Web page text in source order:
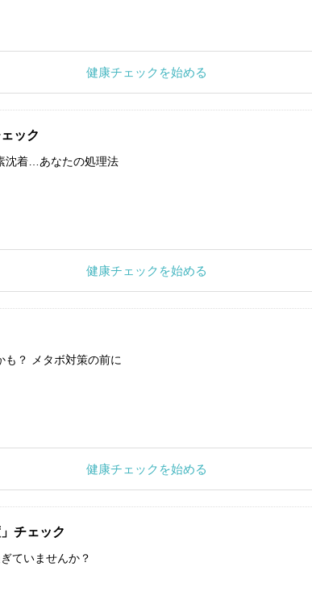
健康チェックを始める
ック
沈着…あなたの処理法
健康チェックを始める
も？ メタボ対策の前に
健康チェックを始める
チェック
ていませんか？